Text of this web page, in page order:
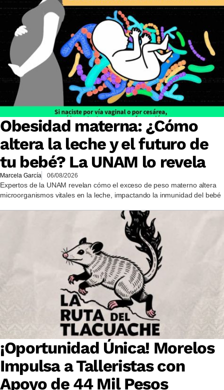
Obesidad materna: ¿Cómo
altera la leche y el futuro de
tu bebé? La UNAM lo revela
Marcela García 06/08/2026
Expertos de la UNAM revelan cómo el exceso de peso materno altera
microorganismos vitales en la leche, impactando la inmunidad del bebé
¡Oportunidad Única! Morelos
Impulsa a Talleristas con
Apoyo de 44 Mil Pesos